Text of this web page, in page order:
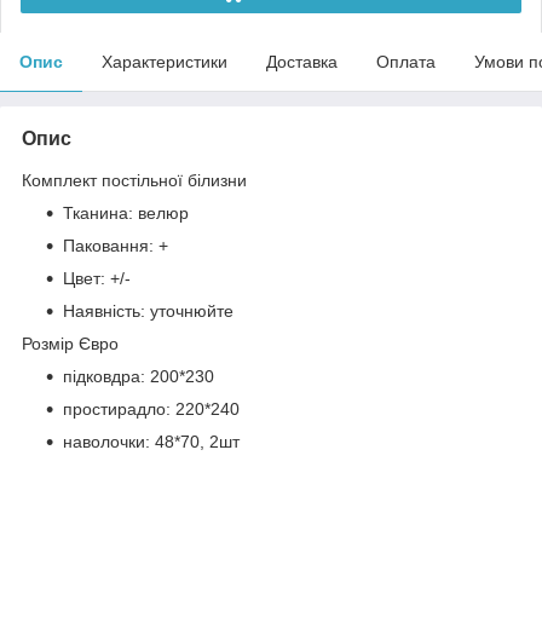
Опис Характеристики Доставка Оплата Умови
Опис
Комплект постільної білизни
Тканина: велюр
Паковання: +
Цвет: +/-
Наявність: уточнюйте
Розмір Євро
підковдра: 200*230
простирадло: 220*240
наволочки: 48*70, 2шт